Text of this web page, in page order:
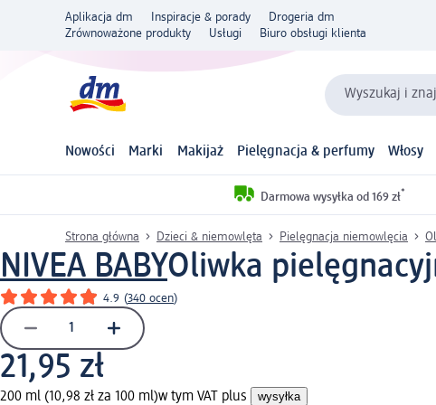
Aplikacja dm Inspiracje & porady
Drogeria dm
Zrównoważone produkty
Usługi Biuro obsługi klienta
Wyszukaj i
Nowości Marki Makijaż Pielęgnacja & perfumy Włosy
Darmowa wysyłka od 169 zł*
Strona główna Dzieci & niemowlęta Pielęgnacja niemowlęcia
NIVEA BABYOliwka
4.9 (340 ocen)
21,95 zł
200 ml (10,98 zł za 100 ml)w tym VAT plus wysyłka